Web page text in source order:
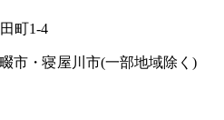
町1-4
市・寝屋川市(一部地域除く)